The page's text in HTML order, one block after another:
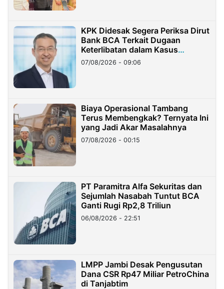
KPK Didesak Segera Periksa Dirut
Bank BCA Terkait Dugaan
Keterlibatan dalam Kasus
Hilangnya Dana Nasabah Rp2,58
Miliar
07/08/2026 - 09:06
Biaya Operasional Tambang
Terus Membengkak? Ternyata Ini
yang Jadi Akar Masalahnya
07/08/2026 - 00:15
PT Paramitra Alfa Sekuritas dan
Sejumlah Nasabah Tuntut BCA
Ganti Rugi Rp2,8 Triliun
06/08/2026 - 22:51
LMPP Jambi Desak Pengusutan
Dana CSR Rp47 Miliar PetroChina
di Tanjabtim